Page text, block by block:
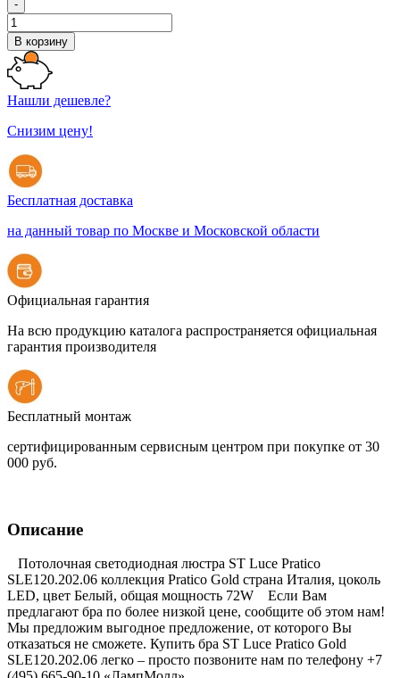
-
В корзину
Нашли дешевле?
Снизим цену!
Бесплатная доставка
на данный товар по Москве и Московской области
Официальная гарантия
На всю продукцию каталога распространяется официальная
гарантия производителя
Бесплатный монтаж
сертифицированным сервисным центром при покупке от 30
000 руб.
Описание
Потолочная светодиодная люстра ST Luce Pratico
SLE120.202.06 коллекция Pratico Gold страна Италия, цоколь
LED, цвет Белый, общая мощность 72W Если Вам
предлагают бра по более низкой цене, сообщите об этом нам!
Мы предложим выгодное предложение, от которого Вы
отказаться не сможете. Купить бра ST Luce Pratico Gold
SLE120.202.06 легко – просто позвоните нам по телефону +7